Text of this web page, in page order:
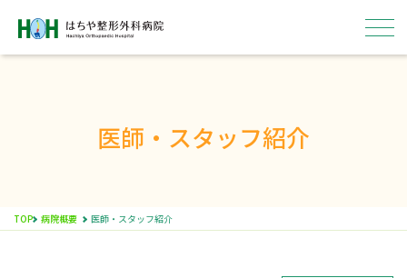
医師・スタッフ紹介
TOP 病院概要 医師・スタッフ紹介